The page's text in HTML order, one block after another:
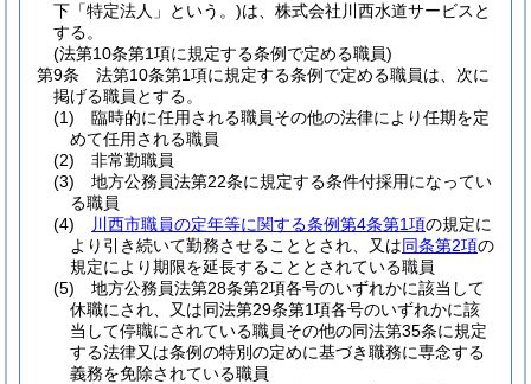
下「特定法人」という。)は、株式会社川西水道サービスと
する。
(法第10条第1項に規定する条例で定める職員)
第9条
法第10条第1項に規定する条例で定める職員は、次に
掲げる職員とする。
(1)
臨時的に任用される職員その他の法律により任期を定
めて任用される職員
(2)
非常勤職員
(3)
地方公務員法第22条に規定する条件付採用になってい
る職員
(4)
川西市職員の定年等に関する条例第4条第1項の規定に
より引き続いて勤務させることとされ、又は同条第2項の
規定により期限を延長することとされている職員
(5)
地方公務員法第28条第2項各号のいずれかに該当して
休職にされ、又は同法第29条第1項各号のいずれかに該
当して停職にされている職員その他の同法第35条に規定
する法律又は条例の特別の定めに基づき職務に専念する
義務を免除されている職員